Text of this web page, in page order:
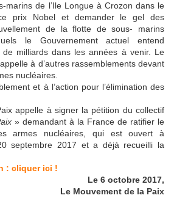
marins de l’Ile Longue à Crozon dans le
prix Nobel et demander le gel des
de la flotte de sous- marins
le Gouvernement actuel entend
de milliards dans les années à venir. Le
à d’autres rassemblements devant
nucléaires.
et à l’action pour l’élimination des
appelle à signer la pétition du collectif
» demandant à la France de ratifier le
armes nucléaires, qui est ouvert à
septembre 2017 et a déjà recueilli la
: cliquer ici !
Le 6 octobre 2017,
Le Mouvement de la Paix